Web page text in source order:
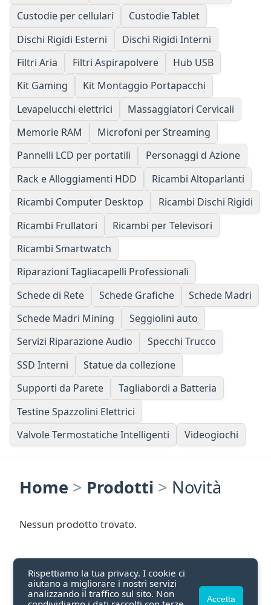
Custodie per cellulari
Custodie Tablet
Dischi Rigidi Esterni
Dischi Rigidi Interni
Filtri Aria
Filtri Aspirapolvere
Hub USB
Kit Gaming
Kit Montaggio Portapacchi
Levapelucchi elettrici
Massaggiatori Cervicali
Memorie RAM
Microfoni per Streaming
Pannelli LCD per portatili
Personaggi d Azione
Rack e Alloggiamenti HDD
Ricambi Altoparlanti
Ricambi Computer Desktop
Ricambi Dischi Rigidi
Ricambi Frullatori
Ricambi per Televisori
Ricambi Smartwatch
Riparazioni Tagliacapelli Professionali
Schede di Rete
Schede Grafiche
Schede Madri
Schede Madri Mining
Seggiolini auto
Servizi Riparazione Audio
Specchi Trucco
SSD Interni
Statue da collezione
Supporti da Parete
Tagliabordi a Batteria
Testine Spazzolini Elettrici
Valvole Termostatiche Intelligenti
Videogiochi
Home > Prodotti > Novità
Nessun prodotto trovato.
Rispettiamo la tua privacy. I cookie ci
aiutano a migliorare i nostri servizi
analizzando il traffico sul sito. Non
Accetta